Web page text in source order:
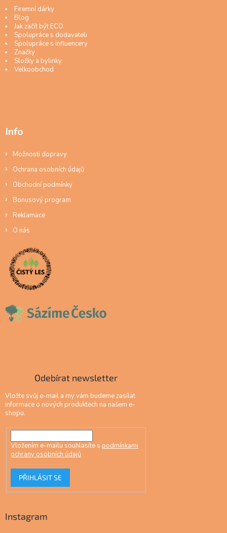
Firemní dárky
Blog
Jak začít být ECO
Spolupráce s dodavateli
Spolupráce s influencery
Značky
Složky a bylinky
Velkoobchod
Info
Možnosti dopravy
Ochrana osobních údajů
Obchodní podmínky
Bonusový program
Reklamace
O nás
Odebírat newsletter
Vložte svůj e-mail a my vám budeme zasílat
informace o nových produktech na našem e-
shopu.
Vložením e-mailu souhlasíte s podmínkami
ochrany osobních údajů
PŘIHLÁSIT SE
Instagram